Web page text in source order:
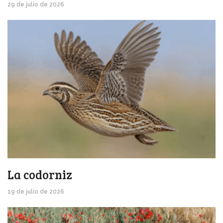
29 de julio de 2026
La codorniz
19 de julio de 2026